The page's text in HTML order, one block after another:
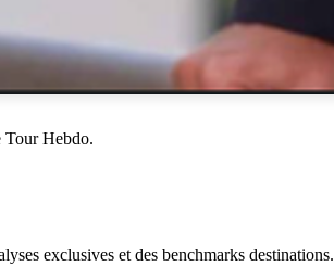
Tour Hebdo.
exclusives et des benchmarks destinations.